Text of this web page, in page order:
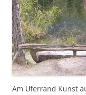
Am Uferrand Kunst